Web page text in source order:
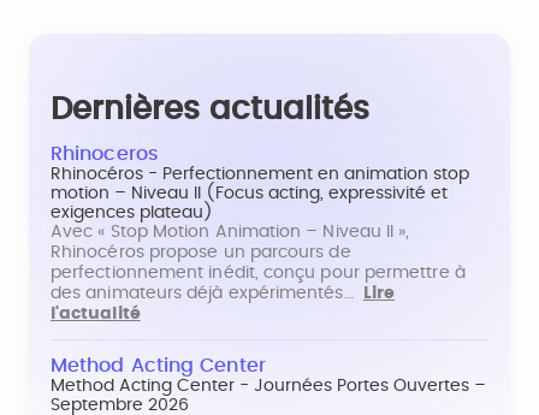
Dernières actualités
Rhinoceros
Rhinocéros - Perfectionnement en animation stop
motion – Niveau II (Focus acting, expressivité et
exigences plateau)
Avec « Stop Motion Animation – Niveau II »,
Rhinocéros propose un parcours de
perfectionnement inédit, conçu pour permettre à
des animateurs déjà expérimentés…
Lire
l'actualité
Method Acting Center
Method Acting Center - Journées Portes Ouvertes –
Septembre 2026